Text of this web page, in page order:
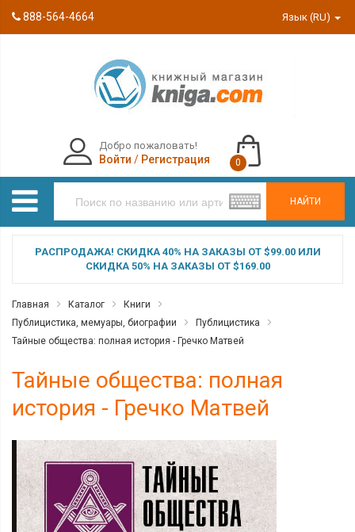
888-564-4664 Язык (RU)
НАЙТИ
Добро пожаловать!
Войти / Регистрация 0
РАСПРОДАЖА! СКИДКА 40% НА ЗАКАЗЫ ОТ $99.00 ИЛИ
СКИДКА 50% НА ЗАКАЗЫ ОТ $169.00
Главная Каталог
Книги
Публицистика, мемуары, биографии
Публицистика
Тайные общества: полная история - Гречко Матвей
Тайные общества: полная
история - Гречко Матвей